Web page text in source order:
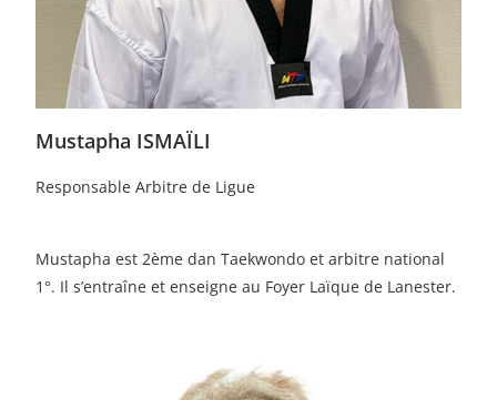
Mustapha ISMAÏLI
Responsable Arbitre de Ligue
Mustapha est 2ème dan Taekwondo et arbitre national
1°. Il s’entraîne et enseigne au Foyer Laïque de Lanester.